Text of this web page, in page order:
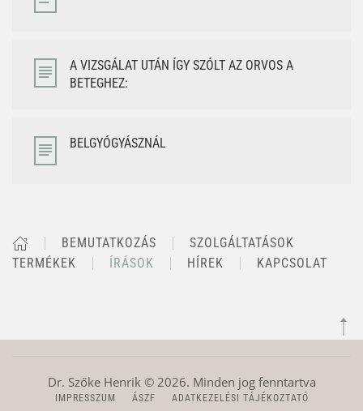
A VIZSGÁLAT UTÁN ÍGY SZÓLT AZ ORVOS A
BETEGHEZ:
BELGYÓGYÁSZNÁL
BEMUTATKOZÁS
SZOLGÁLTATÁSOK
TERMÉKEK
ÍRÁSOK HÍREK KAPCSOLAT
Dr. Szőke Henrik © 2026. Minden jog fenntartva
IMPRESSZUM ÁSZF ADATKEZELÉSI TÁJÉKOZTATÓ